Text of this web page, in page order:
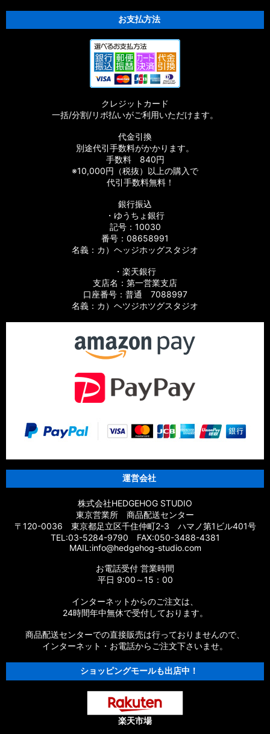
お支払方法
クレジットカード
一括/分割/リボ払いがご利用いただけます。
代金引換
別途代引手数料がかかります。
手数料 840円
※10,000円（税抜）以上の購入で
代引手数料無料！
銀行振込
・ゆうちょ銀行
記号：10030
番号：08658991
名義：カ）ヘッジホッグスタジオ
・楽天銀行
支店名：第一営業支店
口座番号：普通 7088997
名義：カ）ヘツジホツグスタジオ
運営会社
株式会社HEDGEHOG STUDIO
東京営業所 商品配送センター
〒120-0036 東京都足立区千住仲町2-3 ハマノ第1ビル401号
TEL:03-5284-9790 FAX:050-3488-4381
MAIL:info@hedgehog-studio.com
お電話受付 営業時間
平日 9:00～15：00
インターネットからのご注文は、
24時間年中無休で受付しております。
商品配送センターでの直接販売は行っておりませんので、
インターネット・お電話からご注文下さいませ。
ショッピングモールも出店中！
楽天市場